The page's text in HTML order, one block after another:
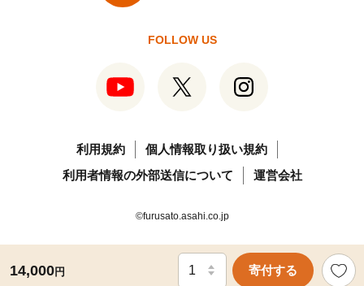
14,000円 寄付する
FOLLOW US
利用規約
個人情報取り扱い規約
利用者情報の外部送信について
運営会社
©furusato.asahi.co.jp